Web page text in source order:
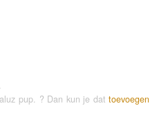
pup. ? Dan kun je dattoevoegen